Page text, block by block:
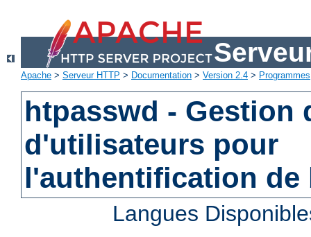
Apache > Serveur HTTP > Documentation > Version 2.4 > Programmes
htpasswd - Gestion
d'utilisateurs pour
l'authentification de
Langues